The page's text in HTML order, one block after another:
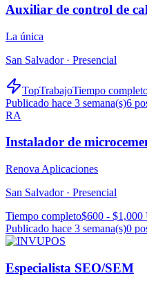
Auxiliar de control de
La única
San Salvador · Presencial
TopTrabajoTiempo
Publicado hace 3 semana(s)6
RA
Instalador de
Renova Aplicaciones
San Salvador · Presencial
Tiempo completo$600 - $1,000
Publicado hace 3 semana(s)0
Especialista SEO/SEM